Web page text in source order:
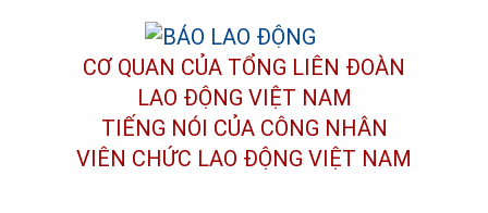
CƠ QUAN CỦA TỔNG LIÊN ĐOÀN
LAO ĐỘNG VIỆT NAM
TIẾNG NÓI CỦA CÔNG NHÂN
VIÊN CHỨC LAO ĐỘNG VIỆT NAM